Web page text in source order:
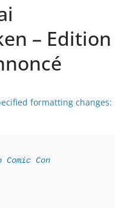
– Edition
formatting changes:
Comic Con